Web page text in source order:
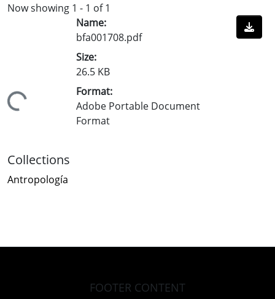
Now showing 1 - 1 of 1
Loading...
Name:
bfa001708.pdf
Size:
26.5 KB
Format:
Adobe Portable Document
Format
Collections
Antropología
FOOTER CONTENT